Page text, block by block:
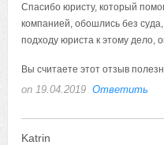
Спасибо юристу, который
компанией, обошлись без
подходу юриста к этому дело,
Вы считаете этот отзыв
on 19.04.2019 Ответить
Katrin